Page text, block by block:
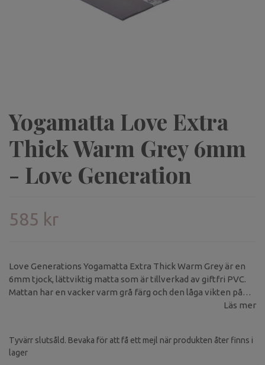
Yogamatta Love Extra
Thick Warm Grey 6mm
- Love Generation
585 kr
Love Generations Yogamatta Extra Thick Warm Grey är en
6mm tjock, lättviktig matta som är tillverkad av giftfri PVC.
Mattan har en vacker varm grå färg och den låga vikten på
1,5kg gör att du enkelt kan ta den med dig trots tjockleken.
Läs mer
Tyvärr slutsåld. Bevaka för att få ett mejl när produkten åter finns i
lager